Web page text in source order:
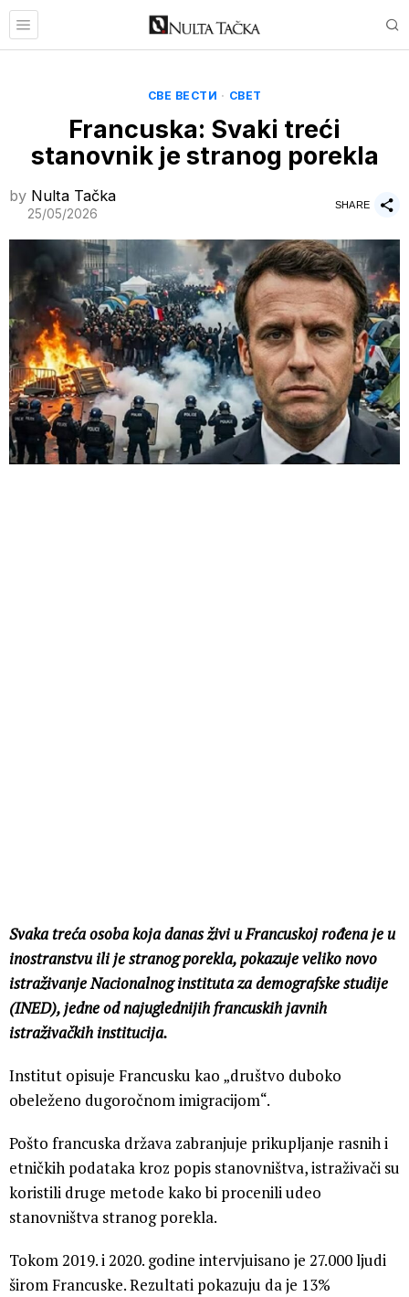
СВЕ ВЕСТИ · СВЕТ
Francuska: Svaki treći
stanovnik je stranog porekla
by Nulta Tačka
25/05/2026
SHARE
Svaka treća osoba koja danas živi u Francuskoj rođena je u
inostranstvu ili je stranog porekla, pokazuje veliko novo
istraživanje Nacionalnog instituta za demografske studije
(INED), jedne od najuglednijih francuskih javnih
istraživačkih institucija.
Institut opisuje Francusku kao „društvo duboko
obeleženo dugoročnom imigracijom“.
Pošto francuska država zabranjuje prikupljanje rasnih i
etničkih podataka kroz popis stanovništva, istraživači su
koristili druge metode kako bi procenili udeo
stanovništva stranog porekla.
Tokom 2019. i 2020. godine intervjuisano je 27.000 ljudi
širom Francuske. Rezultati pokazuju da je 13%